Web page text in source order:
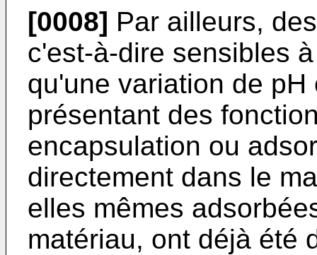
[0008] Par ailleurs,
c'est-à-dire sensibles
qu'une variation de
présentant des
encapsulation ou
directement dans le
elles mêmes
matériau, ont déjà été